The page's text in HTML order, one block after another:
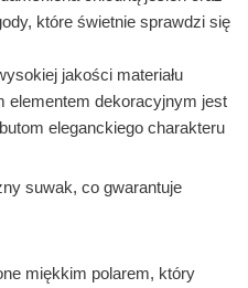
które świetnie sprawdzi się
jakości materiału
elementem dekoracyjnym jest
eleganckiego charakteru
suwak, co gwarantuje
miękkim polarem, który